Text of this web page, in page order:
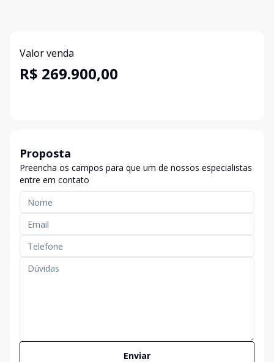
Valor venda
R$ 269.900,00
Proposta
Preencha os campos para que um de nossos especialistas
entre em contato
Enviar